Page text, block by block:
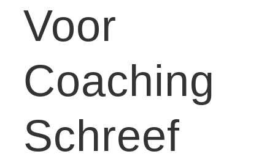
Voor
Coaching
Schreef